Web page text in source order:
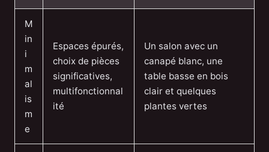
M
in
i
m
al
is
m
e
Espaces épurés,
choix de pièces
significatives,
multifonctionnal
ité
Un salon avec un
canapé blanc, une
table basse en bois
clair et quelques
plantes vertes